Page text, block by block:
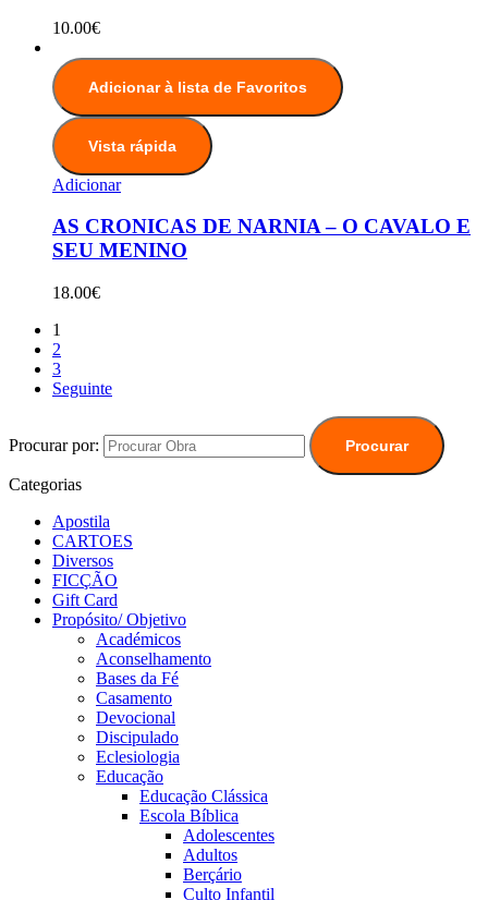
10.00€
Adicionar à lista de Favoritos
Vista rápida
Adicionar
AS CRONICAS DE NARNIA – O CAVALO E
SEU MENINO
18.00€
1
2
3
Seguinte
Procurar por: Procurar
Categorias
Apostila
CARTOES
Diversos
FICÇÃO
Gift Card
Propósito/ Objetivo
Académicos
Aconselhamento
Bases da Fé
Casamento
Devocional
Discipulado
Eclesiologia
Educação
Educação Clássica
Escola Bíblica
Adolescentes
Adultos
Berçário
Culto Infantil